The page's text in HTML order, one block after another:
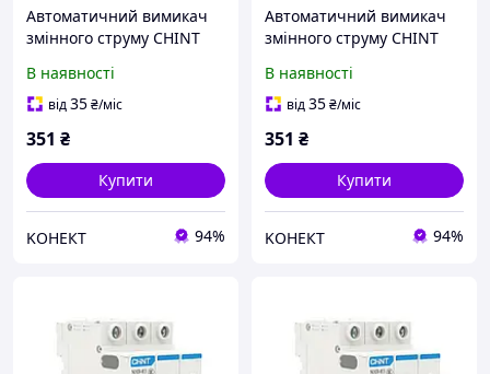
Автоматичний вимикач
змінного струму CHINT
В наявності
від35₴/міс
351 ₴
Купити
KОНЕКТ 94%
Автоматичний вимикач
змінного струму CHINT
В наявності
від35₴/міс
351 ₴
Купити
KОНЕКТ 94%